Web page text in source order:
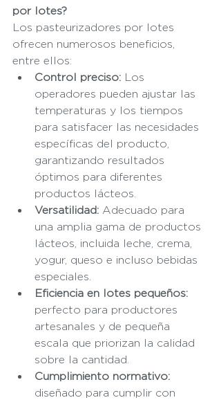
por lotes?
Los pasteurizadores por lotes
ofrecen numerosos beneficios,
entre ellos:
Control preciso: Los
operadores pueden ajustar las
temperaturas y los tiempos
para satisfacer las necesidades
específicas del producto,
garantizando resultados
óptimos para diferentes
productos lácteos.
Versatilidad: Adecuado para
una amplia gama de productos
lácteos, incluida leche, crema,
yogur, queso e incluso bebidas
especiales.
Eficiencia en lotes pequeños:
perfecto para productores
artesanales y de pequeña
escala que priorizan la calidad
sobre la cantidad.
Cumplimiento normativo:
diseñado para cumplir con